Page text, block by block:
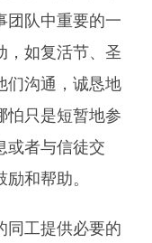
团队中重要的一
，如复活节、圣
们沟通，诚恳地
怕只是短暂地参
或者与信徒交
和帮助。
同工提供必要的